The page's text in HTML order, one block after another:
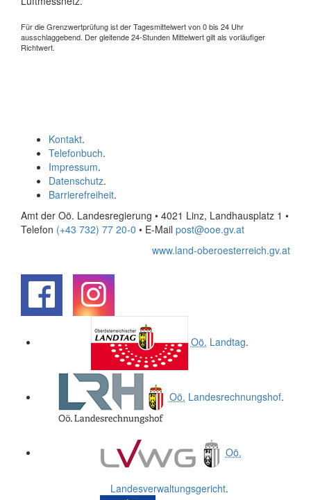
Für die Grenzwertprüfung ist der Tagesmittelwert von 0 bis 24 Uhr
ausschlaggebend. Der gleitende 24-Stunden Mittelwert gilt als vorläufiger
Richtwert.
Kontakt.
Telefonbuch.
Impressum.
Datenschutz.
Barrierefreiheit.
Amt der Oö. Landesregierung • 4021 Linz, Landhausplatz 1 •
Telefon (+43 732) 77 20-0 • E-Mail post@ooe.gv.at
www.land-oberoesterreich.gv.at
Oö. Landtag.
Oö. Landesrechnungshof.
Oö.
Landesverwaltungsgericht.